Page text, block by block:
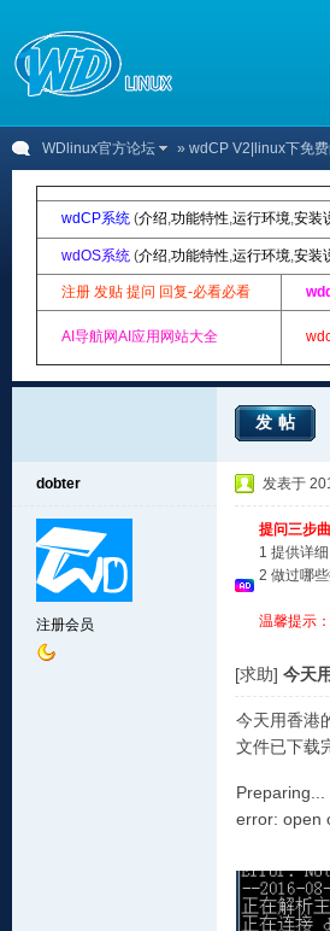
WDlinux官方论坛 » wdCP V2|linux下免
wdCP系统 (介绍,功能特性,运行环境,安装
wdOS系统 (介绍,功能特性,运行环境,安装
注册 发贴 提问 回复-必看必看
AI导航网AI应用网站大全
发帖
dobter
注册会员
发表于
提问三步
1 提供详
2 做过哪
温馨提示
[求助] 今天
今天用香港
文件已下载
error: open